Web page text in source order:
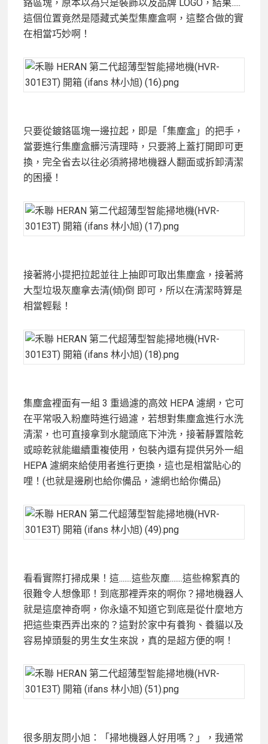
鉻區塊，原本以為只是裝飾以及品牌 LOGO，結果.....
這個位置竟然是隱藏式美型集塵盒啊，這整合做的實
在相當巧妙啊！
只要從鍍鉻區塊一邊拉起，即是「集塵盒」的把手，
當要進行集塵盒髒污清理時，只要將上蓋打開即可更
換，完全省去以往必須將掃地機器人翻面或拆卸清潔
的困擾！
接著將小提把拉起並往上抽即可取出集塵盒，接著將
大型垃圾灰塵拿去清(傾)倒 即可，所以在清潔時算是
相當輕鬆！
集塵盒裡面有一組 3 重過濾的高效 HEPA 濾網，它可
在平常吸入粉塵時進行過濾，若想對集塵盒進行水洗
清潔，也可直接拿到水龍頭底下沖洗，接著靜置陰乾
或晾乾就能繼續重複使用，包裝內還有提供另外一組
HEPA 濾網來給使用者進行更換，這也是相當貼心的
哩！(也就是邊刷也給你備品，濾網也給你備品)
看看實際打掃成果！這.......這些灰塵.......這些棉絮真的
很難令人想像耶！到底那裡弄來的啊你？掃地機器人
就是這麼神奇啊，你永遠不知道它到底是從什麼地方
把這些東西弄出來的？這對於家中有養狗、養貓以及
容易掉頭髮的男生女生來說，真的是超方便的啊！
很多朋友問小旭：「掃地機器人好用嗎？」，我通常